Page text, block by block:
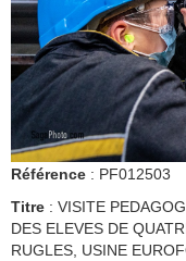
Référence : PF012503
Titre : VISITE
DES ELEVES DE
RUGLES, USINE